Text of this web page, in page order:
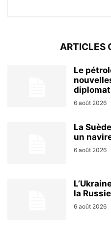
ARTICLES
Le
6 août 2026
La
un
6 août 2026
la
6 août 2026